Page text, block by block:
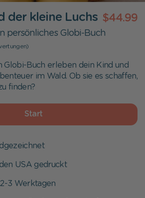
der kleine Luchs $44.99
persönliches Globi-Buch
Globi-Buch erleben dein Kind und
im Wald. Ob sie es schaffen,
finden?
USA gedruckt
3 Werktagen
Start